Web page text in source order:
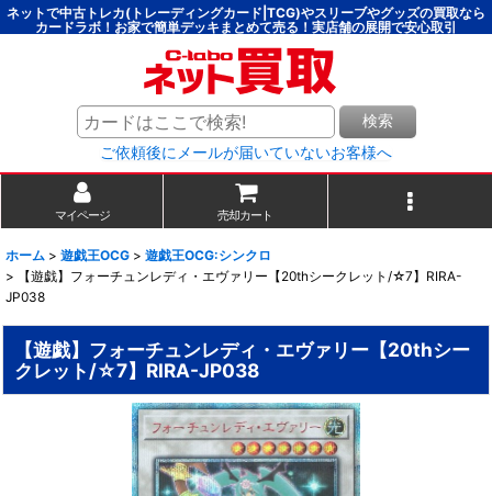
ネットで中古トレカ(トレーディングカード|TCG)やスリーブやグッズの買取なら
カードラボ！お家で簡単デッキまとめて売る！実店舗の展開で安心取引
検索
ご依頼後にメールが届いていないお客様へ
マイページ 売却カート
ホーム > 遊戯王OCG > 遊戯王OCG:シンクロ
>
【遊戯】フォーチュンレディ・エヴァリー【20thシークレット/☆7】RIRA-
JP038
【遊戯】フォーチュンレディ・エヴァリー【20thシー
クレット/☆7】RIRA-JP038